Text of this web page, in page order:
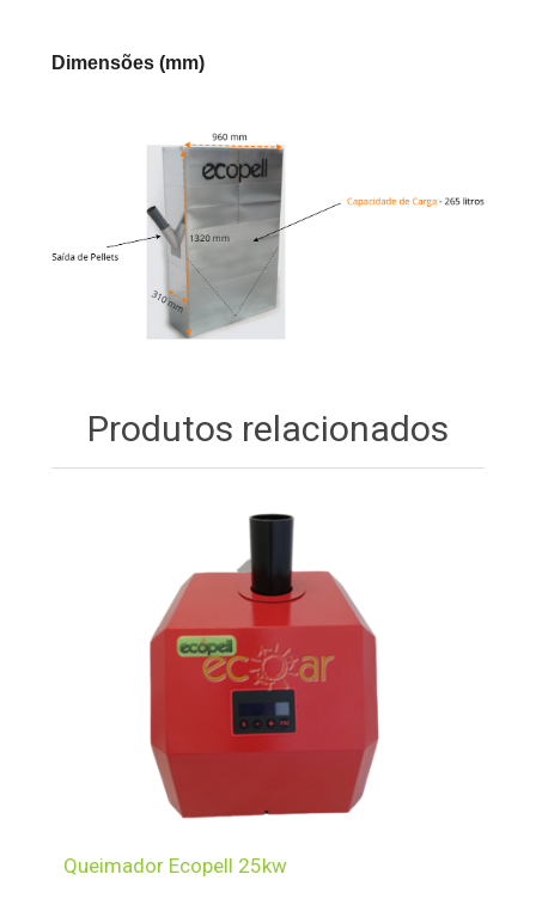
Dimensões (mm)
Produtos relacionados
Queimador Ecopell 25kw